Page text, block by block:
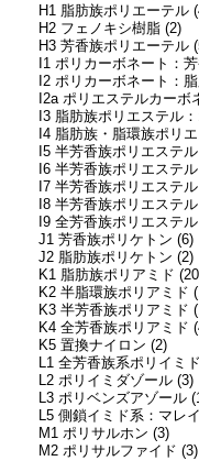
H1 脂肪族ポリエーテル
H2 フェノキシ樹脂 (2)
H3 芳香族ポリエーテル
I1 ポリカーボネート：
I2 ポリカーボネート：
I2a ポリエステルカーボ
I3 脂肪族ポリエステル
I4 脂肪族・脂環族ポリ
I5 半芳香族ポリエステ
I6 半芳香族ポリエステ
I7 半芳香族ポリエステ
I8 半芳香族ポリエステ
I9 全芳香族ポリエステ
J1 芳香族ポリケトン (6)
J2 脂肪族ポリケトン (2)
K1 脂肪族ポリアミド
K2 半脂環族ポリアミド
K3 半芳香族ポリアミド
K4 全芳香族ポリアミド
K5 置換ナイロン (2)
L1 全芳香族系ポリイミ
L2 ポリイミダゾール (3)
L3 ポリベンズアゾール
L5 側鎖イミド系：マレ
M1 ポリサルホン (3)
M2 ポリサルファイド (3)